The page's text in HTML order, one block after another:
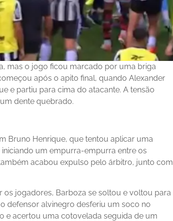
mas o jogo ficou marcado por uma briga
após o apito final, quando Alexander
e partiu para cima do atacante. A tensão
dente quebrado.
Bruno Henrique, que tentou aplicar uma
um empurra-empurra entre os
acabou expulso pelo árbitro, junto com
jogadores, Barboza se soltou e voltou para
defensor alvinegro desferiu um soco no
e acertou uma cotovelada seguida de um